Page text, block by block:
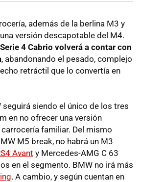
además de la berlina M3 y
versión descapotable del M4.
Serie 4 Cabrio volverá a contar con
, abandonando el pesado, complejo
retráctil que lo convertía en
seguirá siendo el único de los tres
en no ofrecer una versión
familiar. Del mismo
M5 break, no habrá un M3
Avant y Mercedes-AMG C 63
en el segmento. BMW no irá más
. A cambio, y según cuentan en